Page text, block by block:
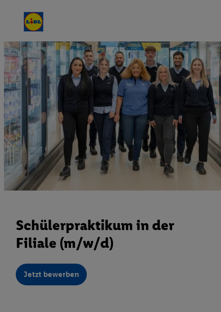
Schülerpraktikum in der
Filiale (m/w/d)
Jetzt bewerben